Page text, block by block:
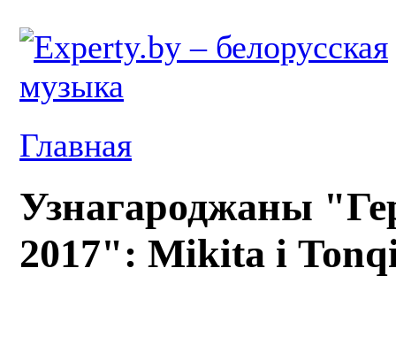
Главная
Узнагароджаны
2017": Mikita і